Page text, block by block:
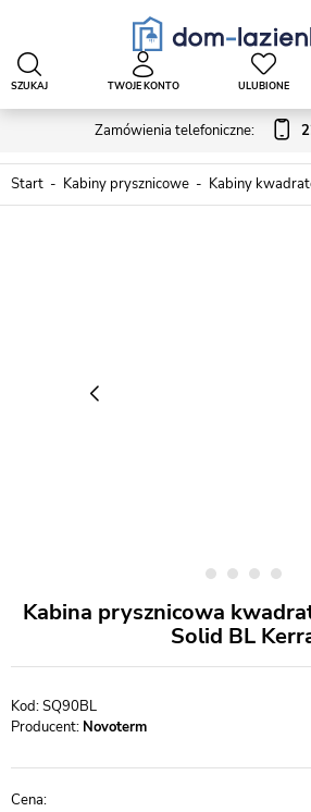
Zamówienia telefoniczne:
SZUKAJ TWOJE KONTO ULUBIONE
Start Kabiny prysznicowe Kabiny
Kabina prysznicowa
Solid BL
SQ90BL
Producent: Novoterm